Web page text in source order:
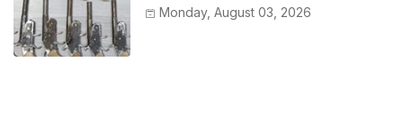
Monday, August 03, 2026